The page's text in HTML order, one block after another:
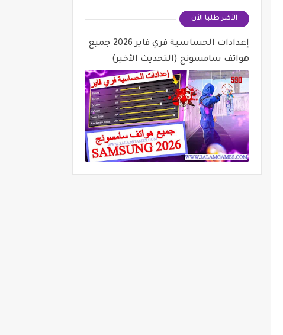
الأكثر طلبا الأن
إعدادات الحساسية فري فاير 2026 جميع
هواتف سامسونج (التحديث الأخير)